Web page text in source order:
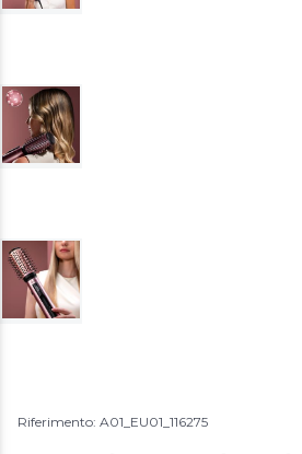
Riferimento: A01_EU01_116275